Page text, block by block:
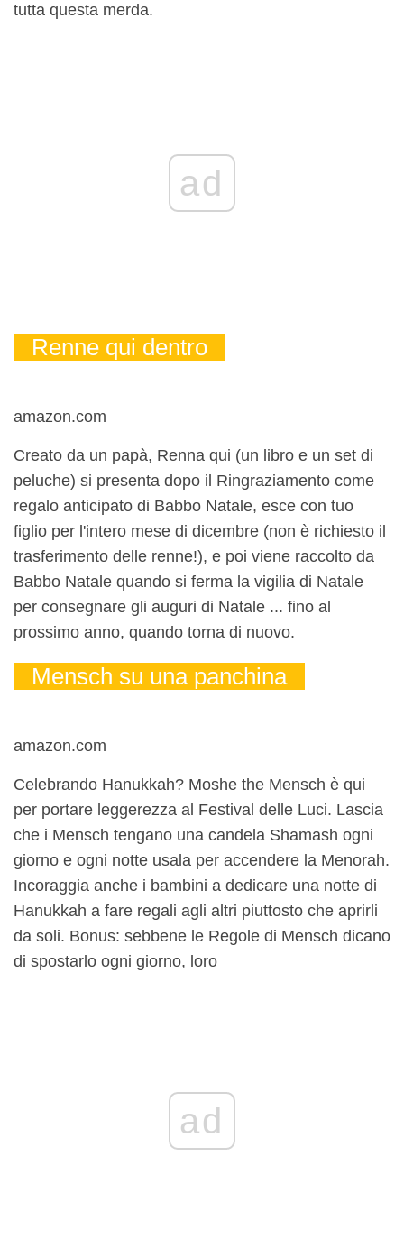
tutta questa merda.
ad
Renne qui dentro
amazon.com
Creato da un papà, Renna qui (un libro e un set di
peluche) si presenta dopo il Ringraziamento come
regalo anticipato di Babbo Natale, esce con tuo
figlio per l'intero mese di dicembre (non è richiesto il
trasferimento delle renne!), e poi viene raccolto da
Babbo Natale quando si ferma la vigilia di Natale
per consegnare gli auguri di Natale ... fino al
prossimo anno, quando torna di nuovo.
Mensch su una panchina
amazon.com
Celebrando Hanukkah? Moshe the Mensch è qui
per portare leggerezza al Festival delle Luci. Lascia
che i Mensch tengano una candela Shamash ogni
giorno e ogni notte usala per accendere la Menorah.
Incoraggia anche i bambini a dedicare una notte di
Hanukkah a fare regali agli altri piuttosto che aprirli
da soli. Bonus: sebbene le Regole di Mensch dicano
di spostarlo ogni giorno, loro
ad